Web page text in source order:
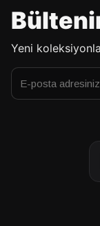
Yeni